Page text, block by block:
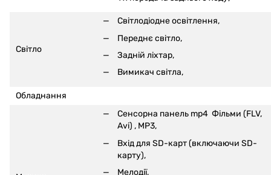
Світло
Світлодіодне освітлення,
Переднє світло,
Задній ліхтар,
Вимикач світла,
Обладнання
Сенсорна панель mp4 Фільми (FLV,
Avi) , MP3,
Вхід для SD-карт (включаючи SD-
карту),
Мелодії,